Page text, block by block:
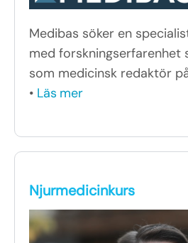
Medibas söker en
med forskningserfarenhet
som medicinsk redaktör
• Läs mer
Njurmedicinkurs